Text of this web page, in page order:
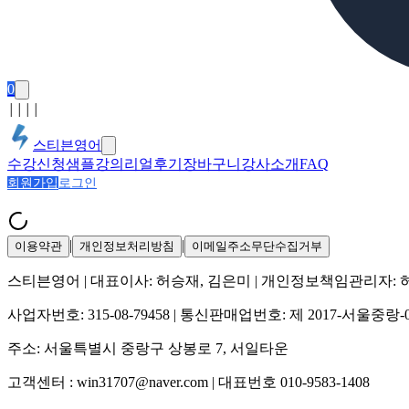
0
스티븐영어
수강신청샘플강의 리얼후기 장바구니 강사소개FAQ
회원가입 로그인
이용약관 | 개인정보처리방침 | 이메일주소무단수집거부
스티븐영어 | 대표이사: 허승재, 김은미 | 개인정보책임관리자:
사업자번호: 315-08-79458 | 통신판매업번호: 제 2017-서울중랑-
주소: 서울특별시 중랑구 상봉로 7, 서일타운
고객센터 : win31707@naver.com | 대표번호 010-9583-1408